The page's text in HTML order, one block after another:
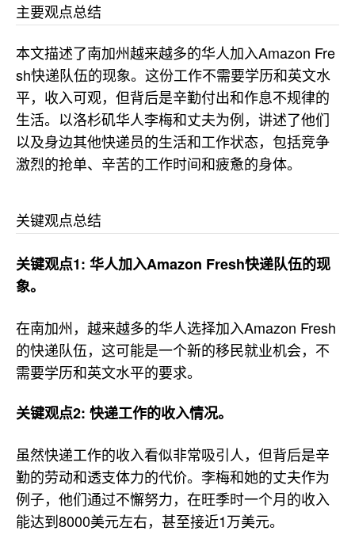
主要观点总结
本文描述了南加州越来越多的华人加入Amazon Fre
sh快递队伍的现象。这份工作不需要学历和英文水
平，收入可观，但背后是辛勤付出和作息不规律的
生活。以洛杉矶华人李梅和丈夫为例，讲述了他们
以及身边其他快递员的生活和工作状态，包括竞争
激烈的抢单、辛苦的工作时间和疲惫的身体。
关键观点总结
关键观点1: 华人加入Amazon Fresh快递队伍的现
象。
在南加州，越来越多的华人选择加入Amazon Fresh
的快递队伍，这可能是一个新的移民就业机会，不
需要学历和英文水平的要求。
关键观点2: 快递工作的收入情况。
虽然快递工作的收入看似非常吸引人，但背后是辛
勤的劳动和透支体力的代价。李梅和她的丈夫作为
例子，他们通过不懈努力，在旺季时一个月的收入
能达到8000美元左右，甚至接近1万美元。